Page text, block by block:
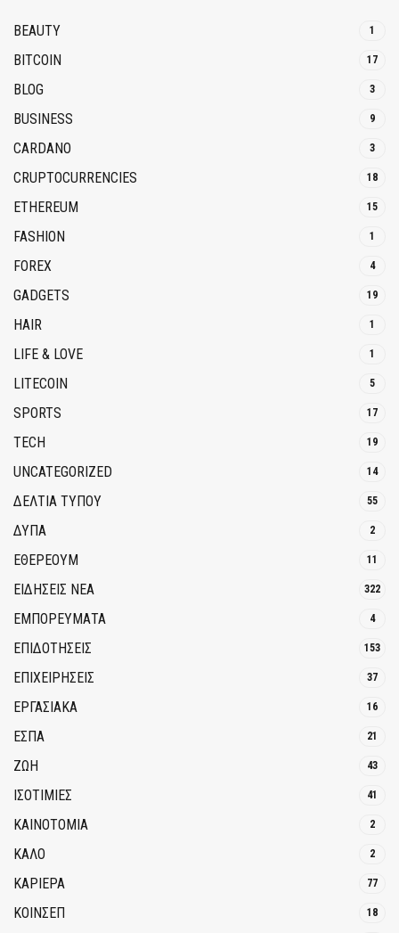
BEAUTY 1
BITCOIN 17
BLOG 3
BUSINESS 9
CARDANO 3
CRUPTOCURRENCIES 18
ETHEREUM 15
FASHION 1
FOREX 4
GADGETS 19
HAIR 1
LIFE & LOVE 1
LITECOIN 5
SPORTS 17
TECH 19
UNCATEGORIZED 14
ΔΕΛΤΙΑ ΤΥΠΟΥ 55
ΔΥΠΑ 2
ΕΘΈΡΕΟΥΜ 11
ΕΙΔΗΣΕΙΣ ΝΕΑ 322
ΕΜΠΟΡΕΥΜΑΤΑ 4
ΕΠΙΔΟΤΗΣΕΙΣ 153
ΕΠΙΧΕΙΡΗΣΕΙΣ 37
ΕΡΓΑΣΙΑΚΑ 16
ΕΣΠΑ 21
ΖΩΗ 43
ΙΣΟΤΙΜΙΕΣ 41
ΚΑΙΝΟΤΟΜΊΑ 2
ΚΑΛΟ 2
ΚΑΡΙΕΡΑ 77
ΚΟΙΝΣΕΠ 18